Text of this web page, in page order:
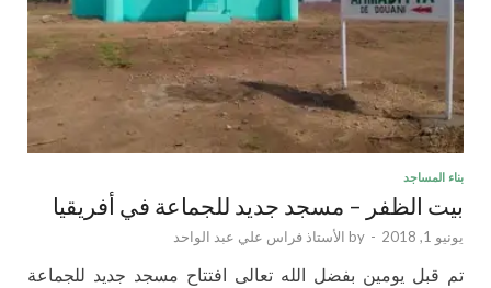
بناء المساجد
بيت الظفر – مسجد جديد للجماعة في أفريقيا
يونيو 1, 2018 -
by الأستاذ فراس علي عبد الواحد
تم قبل يومين بفضل الله تعالى افتتاح مسجد جديد للجماعة